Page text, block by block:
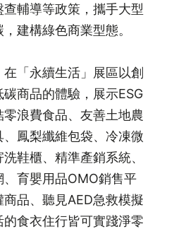
輔導等政策，攜手大型
建構綠色商業型態。
「永續生活」展區以創
商品的體驗，展示ESG
浪費食品、友善土地農
鳳梨纖維包袋、冷凍微
鞋櫃、精準產銷系統、
育嬰用品OMO銷售平
品、聽見AED急救模擬
食衣住行皆可實踐淨零